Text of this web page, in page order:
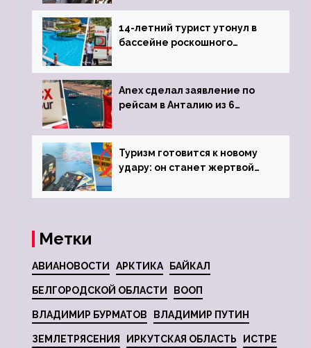
задержке рейса
14-летний турист утонул в
бассейне роскошного
Anex сделал заявление по
рейсам в Анталию из 6
Туризм готовится к новому
удару: он станет жертвой
Метки
АВИАНОВОСТИ АРКТИКА БАЙКАЛ
БЕЛГОРОДСКОЙ ОБЛАСТИ ВООП
ВЛАДИМИР БУРМАТОВ ВЛАДИМИР ПУТИН
ЗЕМЛЕТРЯСЕНИЯ ИРКУТСКАЯ ОБЛАСТЬ ИСТРЕ